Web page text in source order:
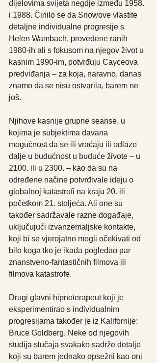
dijelovima svijeta negdje između 1958.
i 1988. Činilo se da Snowove vlastite
detaljne individualne progresije s
Helen Wambach, provedene ranih
1980-ih ali s fokusom na njegov život u
kasnim 1990-im, potvrđuju Cayceova
predviđanja – za koja, naravno, danas
znamo da se nisu ostvarila, barem ne
još.
Njihove kasnije grupne seanse, u
kojima je subjektima davana
mogućnost da se ili vraćaju ili odlaze
dalje u budućnost u buduće živote – u
2100. ili u 2300. – kao da su na
određene načine potvrđivale ideju o
globalnoj katastrofi na kraju 20. ili
početkom 21. stoljeća. Ali one su
također sadržavale razne događaje,
uključujući izvanzemaljske kontakte,
koji bi se vjerojatno mogli očekivati od
bilo koga tko je ikada pogledao par
znanstveno-fantastičnih filmova ili
filmova katastrofe.
Drugi glavni hipnoterapeut koji je
eksperimentirao s individualnim
progresijama također je iz Kalifornije:
Bruce Goldberg. Neke od njegovih
studija slučaja svakako sadrže detalje
koji su barem jednako opsežni kao oni